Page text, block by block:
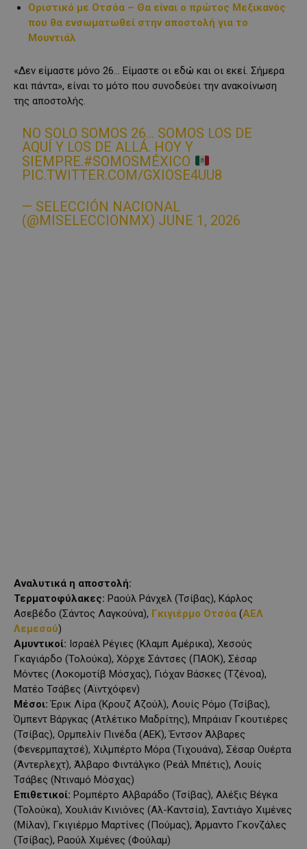
Οριστικό με Οτσόα – Θα είναι ο πρώτος Μεξικανός
που θα ενσωματωθεί στην αποστολή για το
Μουντιάλ
«Δεν είμαστε μόνο 26… Είμαστε οι εδώ και οι εκεί. Σήμερα
και πάντα», είναι το μότο που συνοδεύει την ανακοίνωση
της αποστολής.
NO SOLO SOMOS 26… SOMOS LOS DE
AQUÍ Y LOS DE ALLÁ. HOY Y
SIEMPRE.#SOMOSMÉXICO
PIC.TWITTER.COM/GXIOSE4UU8
— SELECCIÓN NACIONAL
(@MISELECCIONMX) JUNE 1, 2026
Αναλυτικά η αποστολή:
Τερματοφύλακες: Ραούλ Ράνχελ (Τσίβας), Κάρλος
Ασεβέδο (Σάντος Λαγκούνα), Γκιγιέρμο Οτσόα (ΑΕΛ
Λεμεσού)
Αμυντικοί: Ισραέλ Ρέγιες (Κλαμπ Αμέρικα), Χεσούς
Γκαγιάρδο (Τολούκα), Χόρχε Σάντσες (ΠΑΟΚ), Σέσαρ
Μόντες (Λοκομοτίβ Μόσχας), Γιόχαν Βάσκες (Τζένοα),
Ματέο Τσάβες (Αϊντχόφεν)
Μέσοι:Έρικ Λίρα (Κρουζ Αζούλ), Λουίς Ρόμο (Τσίβας),
Όμπεντ Βάργκας (Ατλέτικο Μαδρίτης), Μπράιαν Γκουτιέρες
(Τσίβας), Ορμπελίν Πινέδα (ΑΕΚ), Έντσον Άλβαρες
(Φενερμπαχτσέ), Χιλμπέρτο Μόρα (Τιχουάνα), Σέσαρ Ουέρτα
(Άντερλεχτ), Άλβαρο Φιντάλγκο (Ρεάλ Μπέτις), Λουίς
Τσάβες (Ντιναμό Μόσχας)
Επιθετικοί: Ρομπέρτο Αλβαράδο (Τσίβας), Αλέξις Βέγκα
(Τολούκα), Χουλιάν Κινιόνες (Αλ-Καντσία), Σαντιάγο Χιμένες
(Μίλαν), Γκιγιέρμο Μαρτίνες (Πούμας), Άρμαντο Γκονζάλες
(Τσίβας), Ραούλ Χιμένες (Φούλαμ)